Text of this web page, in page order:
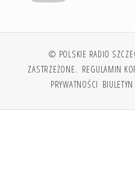
© POLSKIE RADIO
ZASTRZEŻONE. REGULAMIN
PRYWATNOŚCI